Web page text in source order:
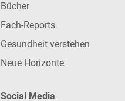
Bücher
Fach-Reports
Gesundheit verstehen
Neue Horizonte
Social Media